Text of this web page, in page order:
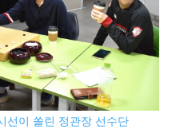
선이 쏠린 정관장 선수단